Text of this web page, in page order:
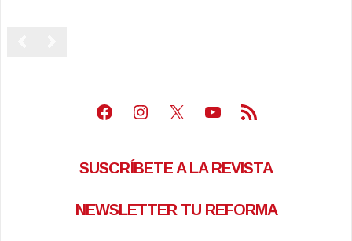
Facebook
Instagram
X Youtube
Feed RSS
SUSCRÍBETE A LA REVISTA
NEWSLETTER TU REFORMA